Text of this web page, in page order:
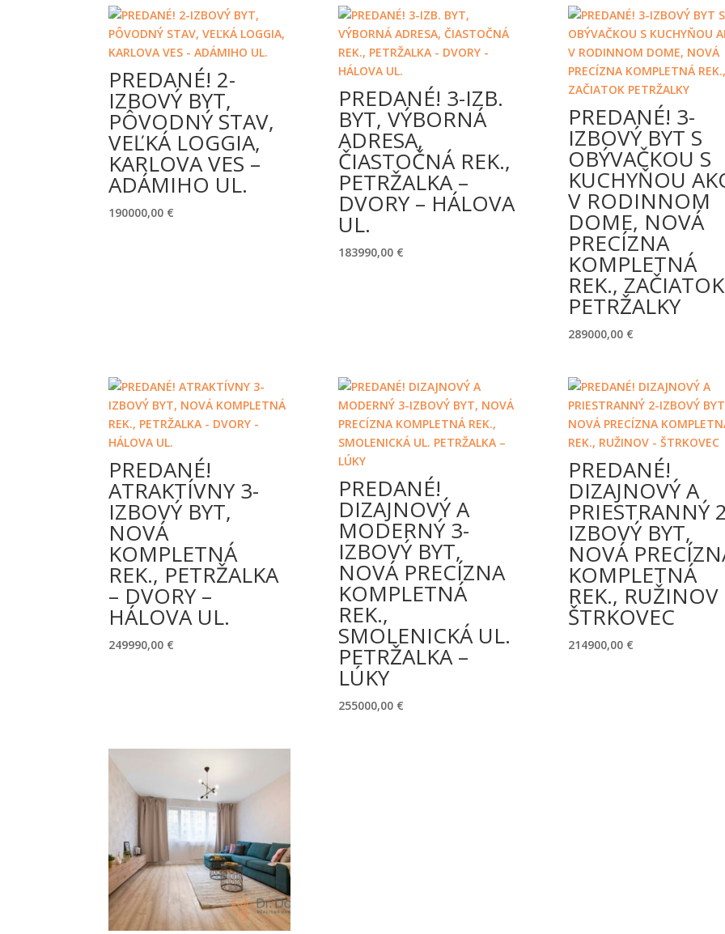
PREDANÉ! 2-
IZBOVÝ BYT,
PÔVODNÝ STAV,
VEĽKÁ LOGGIA,
KARLOVA VES –
ADÁMIHO UL.
190000,00 €
PREDANÉ! 3-IZB.
BYT, VÝBORNÁ
ADRESA,
ČIASTOČNÁ REK.,
PETRŽALKA –
DVORY – HÁLOVA
UL.
183990,00 €
PREDANÉ! 3-
IZBOVÝ BYT S
OBÝVAČKOU S
KUCHYŇOU
V RODINNOM
DOME, NOVÁ
PRECÍZNA
KOMPLETNÁ
REK., ZAČIATOK
PETRŽALKY
289000,00 €
PREDANÉ!
ATRAKTÍVNY 3-
IZBOVÝ BYT,
NOVÁ
KOMPLETNÁ
REK., PETRŽALKA
– DVORY –
HÁLOVA UL.
249990,00 €
PREDANÉ!
DIZAJNOVÝ A
MODERNÝ 3-
IZBOVÝ BYT,
NOVÁ PRECÍZNA
KOMPLETNÁ
REK.,
SMOLENICKÁ UL.
PETRŽALKA –
LÚKY
255000,00 €
PREDANÉ!
DIZAJNOVÝ A
PRIESTRANNÝ
IZBOVÝ BYT,
NOVÁ
KOMPLETNÁ
REK., RUŽINOV
ŠTRKOVEC
214900,00 €